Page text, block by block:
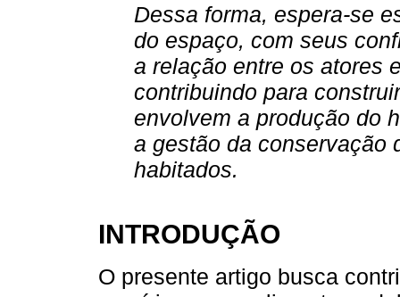
Dessa forma, espera-se
do espaço, com seus
a relação entre os atores
contribuindo para
envolvem a produção do
a gestão da conservação
habitados.
INTRODUÇÃO
O presente artigo busca